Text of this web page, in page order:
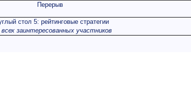
Перерыв
стол 5: рейтинговые стратегии
заинтересованных участников